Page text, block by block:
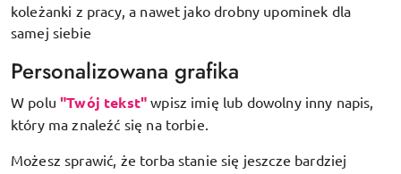
koleżanki z pracy, a nawet jako drobny upominek dla
samej siebie
Personalizowana grafika
W polu"Twój tekst" wpisz imię lub dowolny inny napis,
który ma znaleźć się na torbie.
Możesz sprawić, że torba stanie się jeszcze bardziej